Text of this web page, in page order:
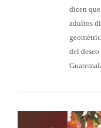
dicen
adultos
del